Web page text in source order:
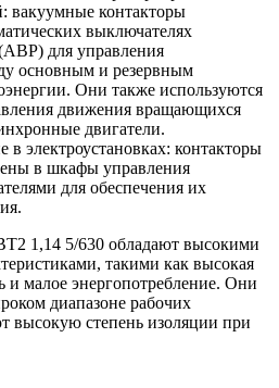
вакуумные контакторы
выключателях
для управления
основным и резервным
Они также используются
движения вращающихся
двигатели.
электроустановках: контакторы
в шкафы управления
для обеспечения их
1,14 5/630 обладают высокими
такими как высокая
и малое энергопотребление. Они
диапазоне рабочих
высокую степень изоляции при